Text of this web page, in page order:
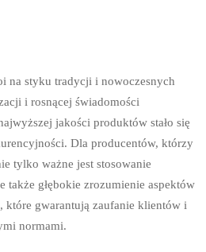
na styku tradycji i nowoczesnych
i rosnącej świadomości
jakości produktów stało się
Dla producentów, którzy
tylko ważne jest stosowanie
także głębokie zrozumienie aspektów
które gwarantują zaufanie klientów i
normami.